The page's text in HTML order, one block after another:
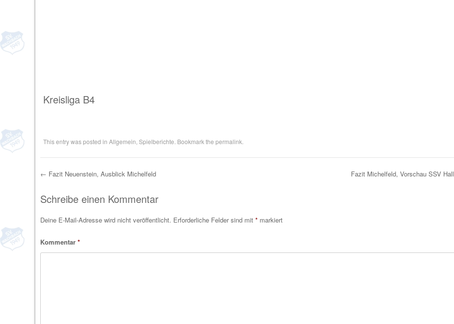
Kreisliga B4
This entry was posted in Allgemein Spielberichte . Bookmark the permalink
Post navigation
← Fazit Neuenstein, Ausblick Michelfeld Fazit Michelfeld, Vorschau SSV Hall
Schreibe einen Kommentar
Deine E-Mail-Adresse wird nicht veröffentlicht. Erforderliche Felder sind mit *markiert
Kommentar *